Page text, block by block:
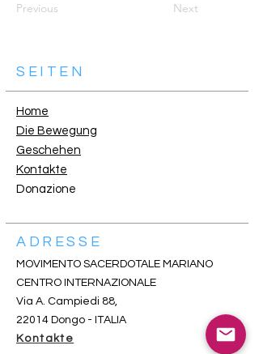
Previous Next
SEITEN
ADRESSE
Home
Die Bewegung
Geschehen
Kontakte
Donazione
MOVIMENTO SACERDOTALE MARIANO
CENTRO INTERNAZIONALE
Via A. Campiedi 88,
22014 Dongo - ITALIA
Kontakte